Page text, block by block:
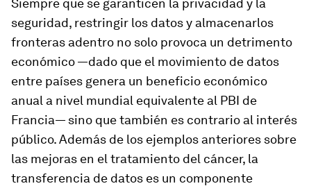
seguridad, restringir los datos y almacenarlos
fronteras adentro no solo provoca un detrimento
económico —dado que el movimiento de datos
entre países genera un beneficio económico
anual a nivel mundial equivalente al PBI de
Francia— sino que también es contrario al interés
público. Además de los ejemplos anteriores sobre
las mejoras en el tratamiento del cáncer, la
transferencia de datos es un componente